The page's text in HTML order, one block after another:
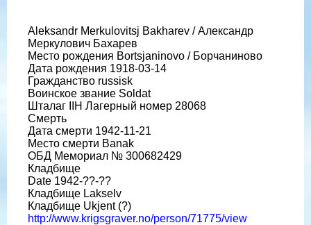
Aleksandr Merkulovitsj Bakharev / Александр
Меркулович Бахарев
Место рождения Bortsjaninovo / Борчаниново
Дата рождения 1918-03-14
Гражданство russisk
Воинское звание Soldat
Шталаг IIH Лагерный номер 28068
Смерть
Дата смерти 1942-11-21
Место смерти Banak
ОБД Мемориал № 300682429
Кладбище
Date 1942-??-??
Кладбище Lakselv
Кладбище Ukjent (?)
http://www.krigsgraver.no/person/71775/view